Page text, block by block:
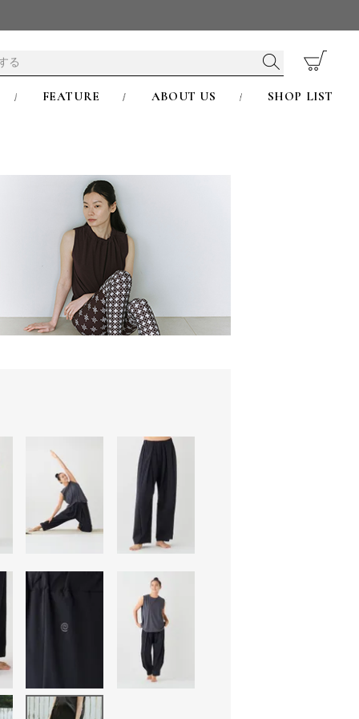
FEATURE ABOUT US SHOP LIST